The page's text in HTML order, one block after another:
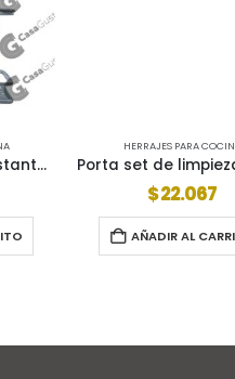
HERRAJES PARA COCINA
Porta set de limpieza 04-234
AÑADIR AL CARRITO